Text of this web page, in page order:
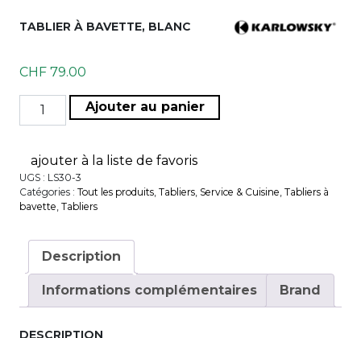
TABLIER À BAVETTE, BLANC
CHF 79.00
quantité de Tablier à bavette, blanc
Ajouter au panier
ajouter à la liste de favoris
UGS : LS30-3
Catégories : Tout les produits, Tabliers, Service & Cuisine, Tabliers à
bavette, Tabliers
Description
Informations complémentaires Brand
DESCRIPTION